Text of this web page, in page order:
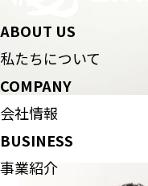
ABOUT US
私たちについて
COMPANY
会社情報
BUSINESS
事業紹介